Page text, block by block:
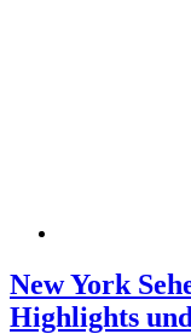
New York
Highlights